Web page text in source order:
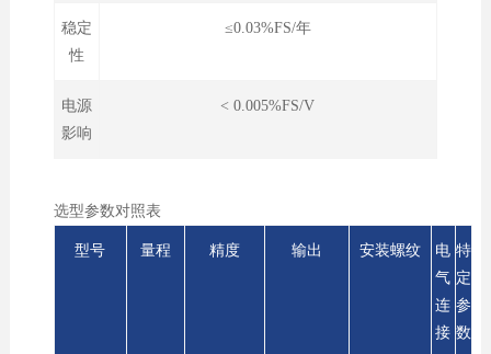
稳定
性
≤0.03%FS/年
电源
影响
< 0.005%FS/V
选型参数对照表
型号 量程 精度 输出 安装螺纹
电
气
连
接
特
定
参
数